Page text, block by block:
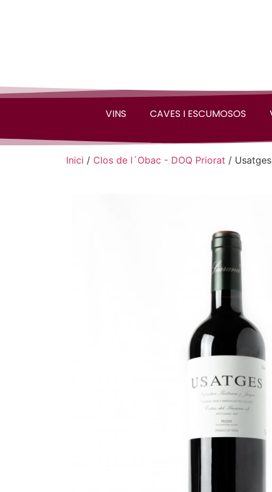
VINS CAVES I ESCUMOSOS
Inici / Clos de l´Obac - DOQ Priorat /